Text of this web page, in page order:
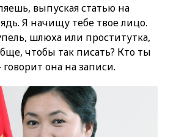
выпуская статью на
Я начищу тебе твое лицо.
шлюха или проститутка,
чтобы так писать? Кто ты
говорит она на записи.